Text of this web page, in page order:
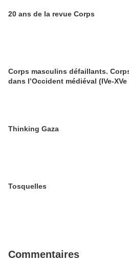
20 ans de la revue Corps
Corps masculins défaillants.
dans l’Occident médiéval (IVe-
Thinking Gaza
Tosquelles
Commentaires